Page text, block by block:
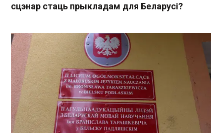
сцэнар стаць прыкладам для Беларусі?